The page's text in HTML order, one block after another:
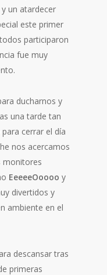
un atardecer
este primer
participaron
fue muy
ducharnos y
una tarde tan
cerrar el día
nos acercamos
monitores
EeeeeOoooo y
divertidos y
ambiente en el
descansar tras
primeras